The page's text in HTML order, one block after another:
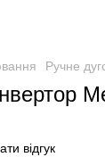
Ручне
відгук